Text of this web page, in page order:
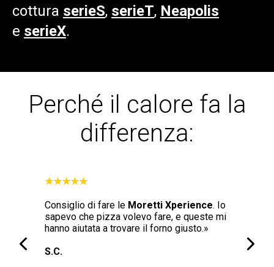
cottura serieS, serieT, Neapolis
e serieX.
Perché il calore fa la
differenza:
la
★★★★★
Consiglio di fare le Moretti Xperience. Io
sapevo che pizza volevo fare, e queste mi
hanno aiutata a trovare il forno giusto.»
S.C.
livello di
con il